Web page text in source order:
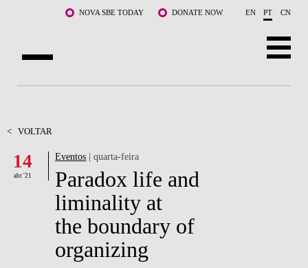
Saltar para o conteúdo principalNOVA SBE TODAY DONATE NOW EN PT CN
DOCENTES E INVESTIGAÇÃO
COMUNIDADE
LIFE AT NOVA SBE
WHAT'S HAPPENING
< VOLTAR
14
abr '21
Eventos | quarta-feira
Paradox life and
liminality at
the boundary of
organizing